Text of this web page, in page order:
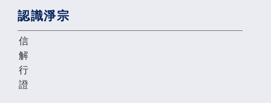
認識淨宗
信
解
行
證